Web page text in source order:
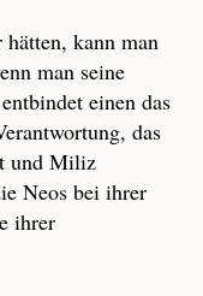
kann man
man seine
einen das
das
und Miliz
Neos bei ihrer
ihrer